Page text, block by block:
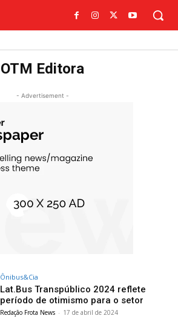
OTM Editora
- Advertisement -
Ônibus&Cia
Lat.Bus Transpúblico 2024 reflete
período de otimismo para o setor
Redação Frota News - 17 de abril de 2024